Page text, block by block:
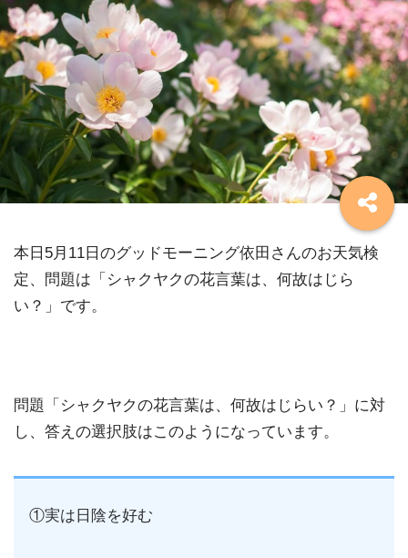
本日5月11日のグッドモーニング依田さんのお天気検
定、問題は「シャクヤクの花言葉は、何故はじら
い？」です。
問題「シャクヤクの花言葉は、何故はじらい？」に対
し、答えの選択肢はこのようになっています。
①実は日陰を好む